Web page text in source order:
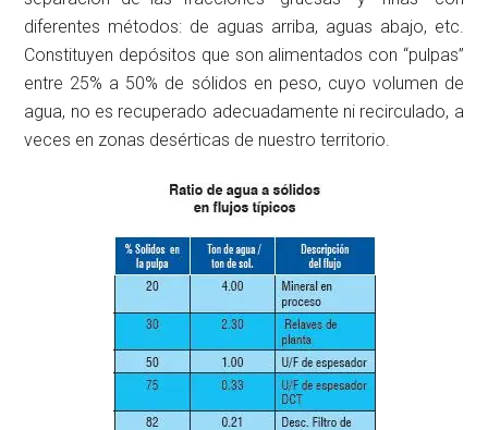
diferentes métodos: de aguas arriba, aguas abajo, etc.
Constituyen depósitos que son alimentados con “pulpas”
entre 25% a 50% de sólidos en peso, cuyo volumen de
agua, no es recuperado adecuadamente ni recirculado, a
veces en zonas desérticas de nuestro territorio.